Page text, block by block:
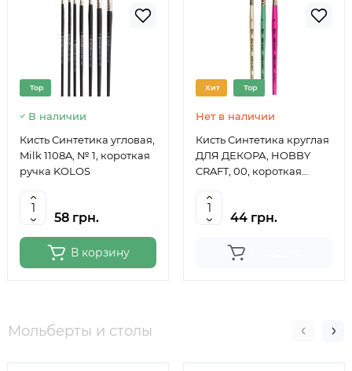
Top
В наличии
Кисть Синтетика угловая,
Milk 1108A, № 1, короткая
ручка KOLOS
58 грн.
В корзину
Хит Top
Нет в наличии
Кисть Синтетика круглая
ДЛЯ ДЕКОРА, HOBBY
CRAFT, 00, короткая
44 грн.
Мольберты и столы